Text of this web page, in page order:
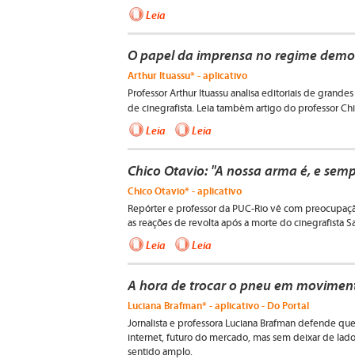
Leia
O papel da imprensa no regime
Arthur Ituassu* - aplicativo
Professor Arthur Ituassu analisa editoriais de
de cinegrafista. Leia também artigo do professor
Leia Leia
Chico Otavio: "A nossa arma é, e
Chico Otavio* - aplicativo
Repórter e professor da PUC-Rio vê com
as reações de revolta após a morte do cinegrafista
Leia Leia
A hora de trocar o pneu em
Luciana Brafman* - aplicativo - Do Portal
Jornalista e professora Luciana Brafman defende
internet, futuro do mercado, mas sem deixar de
sentido amplo.